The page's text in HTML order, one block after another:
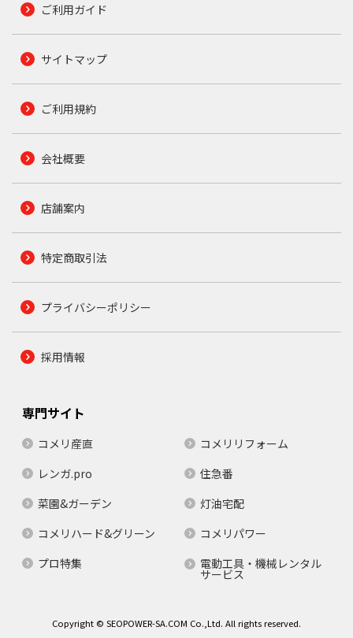
ご利用ガイド
サイトマップ
ご利用規約
会社概要
店舗案内
特定商取引法
プライバシーポリシー
採用情報
専門サイト
コメリ産直
コメリリフォーム
レンガ.pro
住急番
菜園&ガーデン
灯油宅配
コメリハード&グリーン
コメリパワー
プロ特集
電動工具・機械レンタル
サービス
Copyright © SEOPOWER-SA.COM Co.,Ltd. All rights reserved.